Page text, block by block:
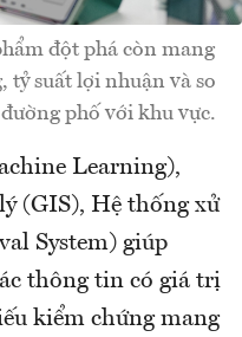
đột phá còn mang
tỷ suất lợi nhuận và so
phố với khu vực.
Learning),
(GIS), Hệ thống xử
System) giúp
thông tin có giá trị
kiểm chứng mang